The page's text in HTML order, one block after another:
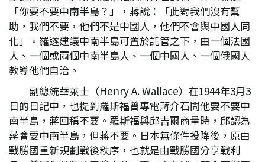
「你要不要中南半島？」，蔣說：「此對我們沒有幫
助，我們不要，他們不是中國人，他們不會與中國人同
化」。羅遂建議中南半島可置於託管之下，由一個法國
人、一個或兩個中南半島人、一個中國人、一個俄國人
教導他們自治。
副總統華萊士（Henry A. Wallace）在1944年3月3
日的日記中，也提到羅斯福曾專電蔣介石問他要不要中
南半島，蔣回稱不要。羅斯福與邱吉爾商量時，邱認為
蔣會要中南半島，但蔣不要。日本無條件投降後，原由
戰勝國重新規劃戰後秩序，也就是由戰勝國分享戰利